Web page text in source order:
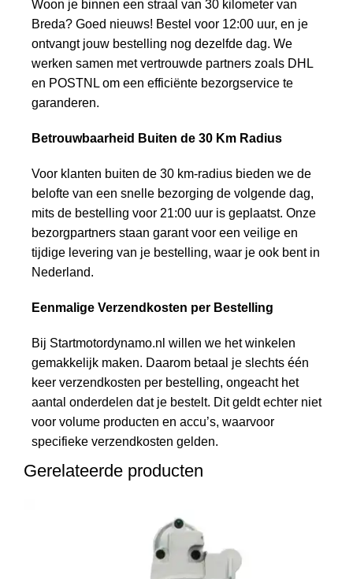
Woon je binnen een straal van 30 kilometer van
Breda? Goed nieuws! Bestel voor 12:00 uur, en je
ontvangt jouw bestelling nog dezelfde dag. We
werken samen met vertrouwde partners zoals DHL
en POSTNL om een efficiënte bezorgservice te
garanderen.
Betrouwbaarheid Buiten de 30 Km Radius
Voor klanten buiten de 30 km-radius bieden we de
belofte van een snelle bezorging de volgende dag,
mits de bestelling voor 21:00 uur is geplaatst. Onze
bezorgpartners staan garant voor een veilige en
tijdige levering van je bestelling, waar je ook bent in
Nederland.
Eenmalige Verzendkosten per Bestelling
Bij Startmotordynamo.nl willen we het winkelen
gemakkelijk maken. Daarom betaal je slechts één
keer verzendkosten per bestelling, ongeacht het
aantal onderdelen dat je bestelt. Dit geldt echter niet
voor volume producten en accu’s, waarvoor
specifieke verzendkosten gelden.
Gerelateerde producten